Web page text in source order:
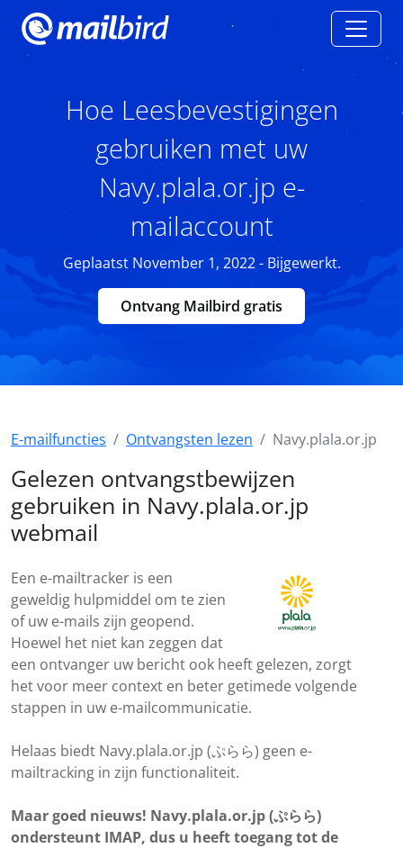
Hoe Leesbevestigingen
gebruiken met uw
Navy.plala.or.jp e-
mailaccount
Geplaatst November 1, 2022 - Bijgewerkt.
Ontvang Mailbird gratis
E-mailfuncties Ontvangsten lezen Navy.plala.or.jp
Gelezen ontvangstbewijzen
gebruiken in Navy.plala.or.jp
webmail
Een e-mailtracker is een
geweldig hulpmiddel om te zien
of uw e-mails zijn geopend.
Hoewel het niet kan zeggen dat
een ontvanger uw bericht ook heeft gelezen, zorgt
het voor meer context en beter getimede volgende
stappen in uw e-mailcommunicatie.
Helaas biedt Navy.plala.or.jp (ぷらら) geen e-
mailtracking in zijn functionaliteit.
Maar goed nieuws! Navy.plala.or.jp (ぷらら)
ondersteunt IMAP, dus u heeft toegang tot de